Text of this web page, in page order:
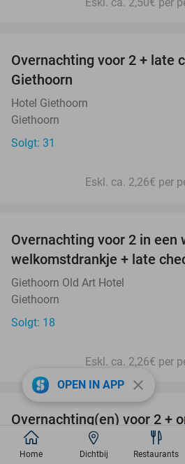
Overnachting voor 2 + late
Giethoorn
Hotel Giethoorn
Giethoorn
Solgt: 31
Eskl. ca. 2,26€ per
Overnachting voor 2 in een
welkomstdrankje + late
Giethoorn Old Art Hotel
Giethoorn
Solgt: 18
Eskl. ca. 2,26€ per
Overnachting(en) voor 2 +
hoofdgerecht Fletcher's
Nunspeet
OPEN IN APP close
Home Dichtbij Restaurants